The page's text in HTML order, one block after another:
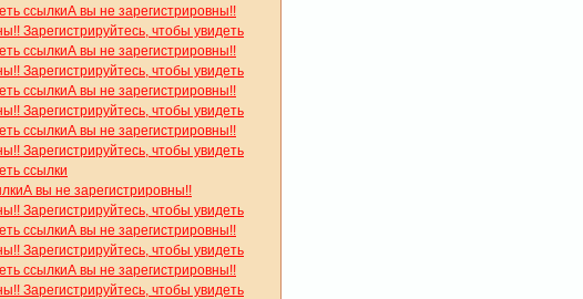
ссылкиА вы не зарегистрировны!!
Зарегистрируйтесь, чтобы увидеть
ссылкиА вы не зарегистрировны!!
Зарегистрируйтесь, чтобы увидеть
ссылкиА вы не зарегистрировны!!
Зарегистрируйтесь, чтобы увидеть
ссылкиА вы не зарегистрировны!!
Зарегистрируйтесь, чтобы увидеть
ссылки
А вы не зарегистрировны!!
Зарегистрируйтесь, чтобы увидеть
ссылкиА вы не зарегистрировны!!
Зарегистрируйтесь, чтобы увидеть
ссылкиА вы не зарегистрировны!!
Зарегистрируйтесь, чтобы увидеть